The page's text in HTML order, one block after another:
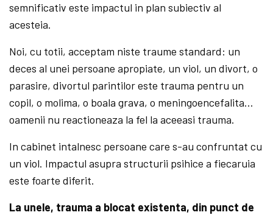
semnificativ este impactul in plan subiectiv al
acesteia.
Noi, cu totii, acceptam niste traume standard: un
deces al unei persoane apropiate, un viol, un divort, o
parasire, divortul parintilor este trauma pentru un
copil, o molima, o boala grava, o meningoencefalita…
oamenii nu reactioneaza la fel la aceeasi trauma.
In cabinet intalnesc persoane care s-au confruntat cu
un viol. Impactul asupra structurii psihice a fiecaruia
este foarte diferit.
La unele, trauma a blocat existenta, din punct de